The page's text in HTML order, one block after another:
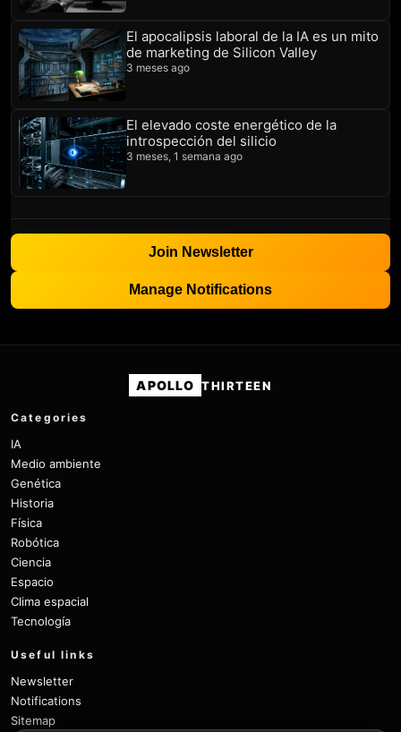
El apocalipsis laboral de la IA es un mito
de marketing de Silicon Valley
3 meses ago
El elevado coste energético de la
introspección del silicio
3 meses, 1 semana ago
Join Newsletter
Manage Notifications
APOLLO THIRTEEN
Categories
IA
Medio ambiente
Genética
Historia
Física
Robótica
Ciencia
Espacio
Clima espacial
Tecnología
Useful links
Newsletter
Notifications
Sitemap